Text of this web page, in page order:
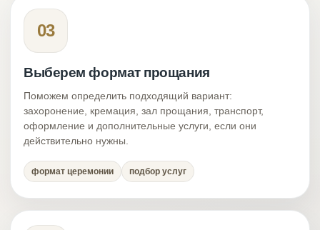
03
Выберем формат прощания
Поможем определить подходящий вариант:
захоронение, кремация, зал прощания, транспорт,
оформление и дополнительные услуги, если они
действительно нужны.
формат церемонии подбор услуг